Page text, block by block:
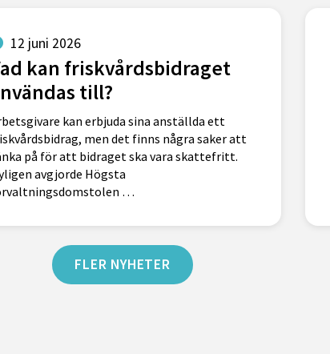
12 juni 2026
kan friskvårdsbidraget
till?
kan erbjuda sina anställda ett
men det finns några saker att
på för att bidraget ska vara skattefritt.
avgjorde Högsta
…
FLER NYHETER